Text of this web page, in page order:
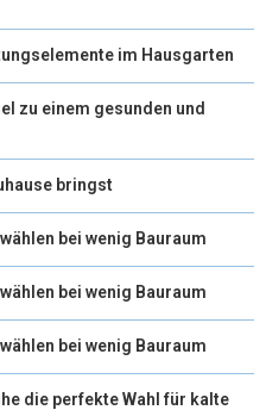
im Hausgarten
zu einem gesunden und
bringst
bei wenig Bauraum
bei wenig Bauraum
bei wenig Bauraum
die perfekte Wahl für kalte